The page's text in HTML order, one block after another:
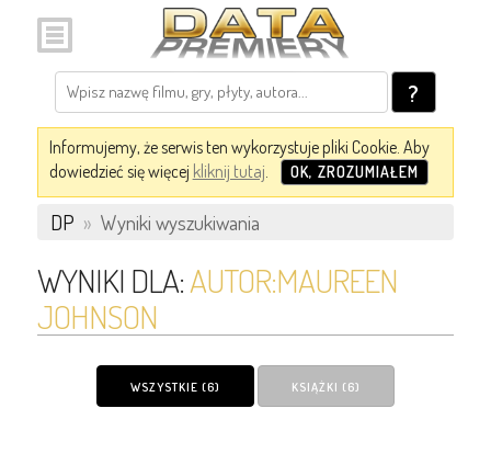
?
Informujemy, że serwis ten wykorzystuje pliki Cookie. Aby
dowiedzieć się więcej kliknij tutaj. OK, ZROZUMIAŁEM
DP » Wyniki wyszukiwania
WYNIKI DLA:AUTOR:MAUREEN
JOHNSON
WSZYSTKIE (6) KSIĄŻKI (6)